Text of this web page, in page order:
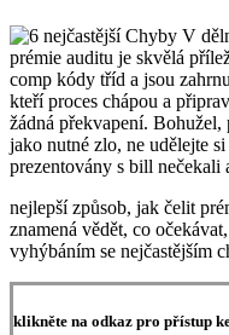
prémie auditu je skvělá
comp kódy tříd a jsou
kteří proces chápou a
žádná překvapení.
jako nutné zlo, ne udělejte
prezentovány s bill nečekali
nejlepší způsob, jak čelit
znamená vědět, co
vyhýbáním se nejčastějším
klikněte na odkaz pro přístup